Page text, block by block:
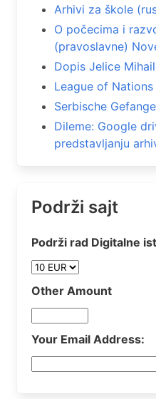
Arhivi za škole
O počecima i
(pravoslavne)
Dopis Jelice
League of
Serbische
Dileme: Google
predstavljanju
Podrži sajt
Podrži rad Digitalne
Other Amount
Your Email Address: